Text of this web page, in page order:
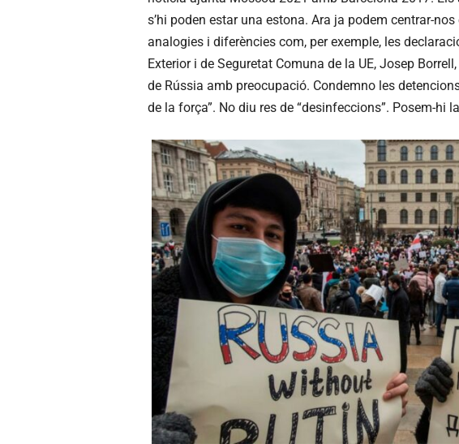
s’hi poden estar una estona. Ara ja podem centrar-
analogies i diferències com, per exemple, les
Exterior i de Seguretat Comuna de la UE, Josep
de Rússia amb preocupació. Condemno les
de la força”. No diu res de “desinfeccions”. Posem-hi